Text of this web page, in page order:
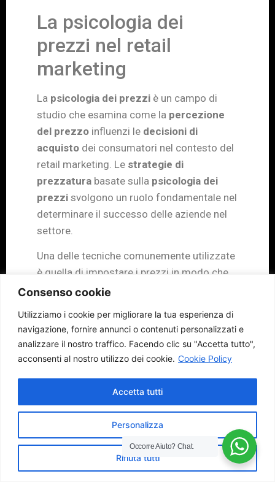
Consenso cookie
Utilizziamo i cookie per migliorare la tua esperienza di
navigazione, fornire annunci o contenuti personalizzati e
analizzare il nostro traffico. Facendo clic su "Accetta tutto",
acconsenti al nostro utilizzo dei cookie. Cookie Policy
Personalizza
Rifiuta tutti
Accetta tutti
La psicologia dei
prezzi nel retail
marketing
La psicologia dei prezzi è un campo di
studio che esamina come la percezione
del prezzo influenzi le decisioni di
acquisto dei consumatori nel contesto del
retail marketing. Le strategie di
prezzatura basate sulla psicologia dei
prezzi svolgono un ruolo fondamentale nel
determinare il successo delle aziende nel
settore.
Una delle tecniche comunemente utilizzate
è quella di impostare i prezzi in modo che
terminino con .99 o .95. Questo approccio
percepire un prezzo di $9.99 come
significativamente inferiore a $10. Inoltre,
lapsicologia dei prezziprevede l’utilizzo di
prezzo scontato rispetto al prezzo
originale, al fine di creare l’illusione di un
affare o di un risparmio.
L’uso del prezzo come indicatore di qualità
è un’altra strategia comune basata sulla
Occorre Aiuto?Chat.